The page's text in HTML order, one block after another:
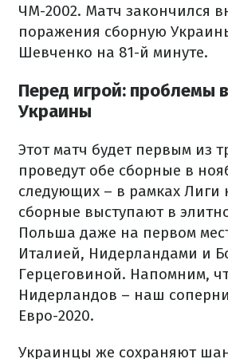
ЧМ-2002. Матч закончился
поражения сборную
Шевченко на 81-й минуте.
Перед игрой: проблемы
Украины
Этот матч будет первым из
проведут обе сборные в
следующих – в рамках Лиги
сборные выступают в
Польша даже на первом
Италией, Нидерландами и
Герцеговиной. Напомним,
Нидерландов – наш
Евро-2020.
Украинцы же сохраняют